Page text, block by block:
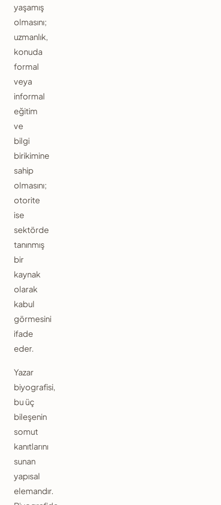
yaşamış
olmasını;
uzmanlık,
konuda
formal
veya
informal
eğitim
ve
bilgi
birikimine
sahip
olmasını;
otorite
ise
sektörde
tanınmış
bir
kaynak
olarak
kabul
görmesini
ifade
eder.
Yazar
biyografisi,
bu üç
bileşenin
somut
kanıtlarını
sunan
yapısal
elemandır.